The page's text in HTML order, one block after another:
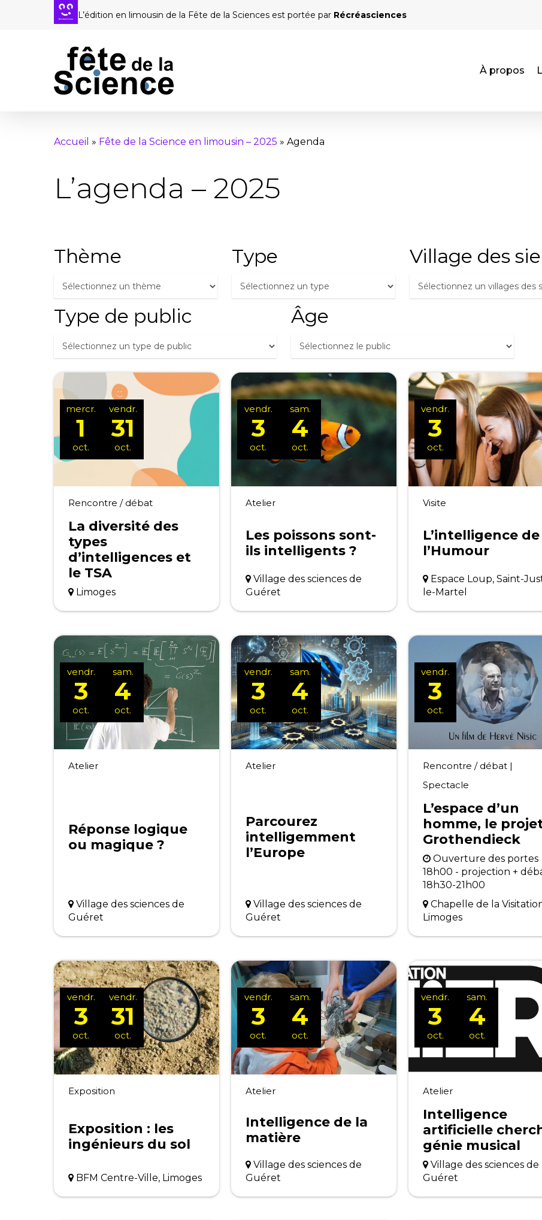
L’édition en limousin de la Fête de la Sciences est portée par Récréasciences
À propos
Accueil » Fête de la Science en limousin – 2025 » Agenda
L’agenda – 2025
Thème Type Village des
Type de public Âge
Rencontre / débat
La diversité des
types
d’intelligences et
le TSA
Limoges
mercr.
1
oct.
vendr.
31
oct.
Atelier
Les poissons sont-
ils intelligents ?
Village des sciences de
Guéret
vendr.
3
oct.
sam.
4
oct.
Visite
L’intelligence de
l’Humour
Espace Loup, Saint-
le-Martel
vendr.
3
oct.
Atelier
Réponse logique
ou magique ?
Village des sciences de
Guéret
vendr.
3
oct.
sam.
4
oct.
Atelier
Parcourez
intelligemment
l’Europe
Village des sciences de
Guéret
vendr.
3
oct.
sam.
4
oct.
Rencontre / débat|
Spectacle
L’espace d’un
homme, le
Grothendieck
Ouverture des portes
18h00 - projection +
18h30-21h00
Chapelle de la
Limoges
vendr.
3
oct.
Exposition
Exposition : les
ingénieurs du sol
BFM Centre-Ville, Limoges
vendr.
3
oct.
vendr.
31
oct.
Atelier
Intelligence de la
matière
Village des sciences de
Guéret
vendr.
3
oct.
sam.
4
oct.
Atelier
Intelligence
artificielle
génie musical
Village des sciences de
Guéret
vendr.
3
oct.
sam.
4
oct.